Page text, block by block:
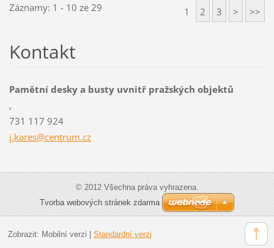
Záznamy: 1 - 10 ze 29 1 2 3 > >>
Kontakt
Pamětní desky a busty uvnitř pražských objektů
,
731 117 924
j.kares@centrum.cz
© 2012 Všechna práva vyhrazena.
Tvorba webových stránek zdarma
Zobrazit: Mobilní verzi Standardní verzi